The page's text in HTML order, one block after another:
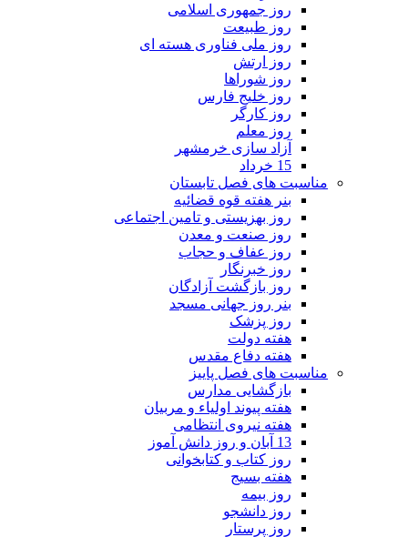
روز جمهوری اسلامی
روز طبیعت
روز ملی فناوری هسته ای
روز ارتش
روز شوراها
روز خلیج فارس
روز کارگر
روز معلم
آزاد سازی خرمشهر
15 خرداد
مناسبت های فصل تابستان
بنر هفته قوه قضائیه
روز بهزیستی و تامین اجتماعی
روز صنعت و معدن
روز عفاف و حجاب
روز خبرنگار
روز بازگشت آزادگان
بنر روز جهانی مسجد
روز پزشک
هفته دولت
هفته دفاع مقدس
مناسبت های فصل پاییز
بازگشایی مدارس
هفته پیوند اولیاء و مربیان
هفته نیروی انتظامی
13 آبان و روز دانش آموز
روز کتاب و کتابخوانی
هفته بسیج
روز بیمه
روز دانشجو
روز پرستار